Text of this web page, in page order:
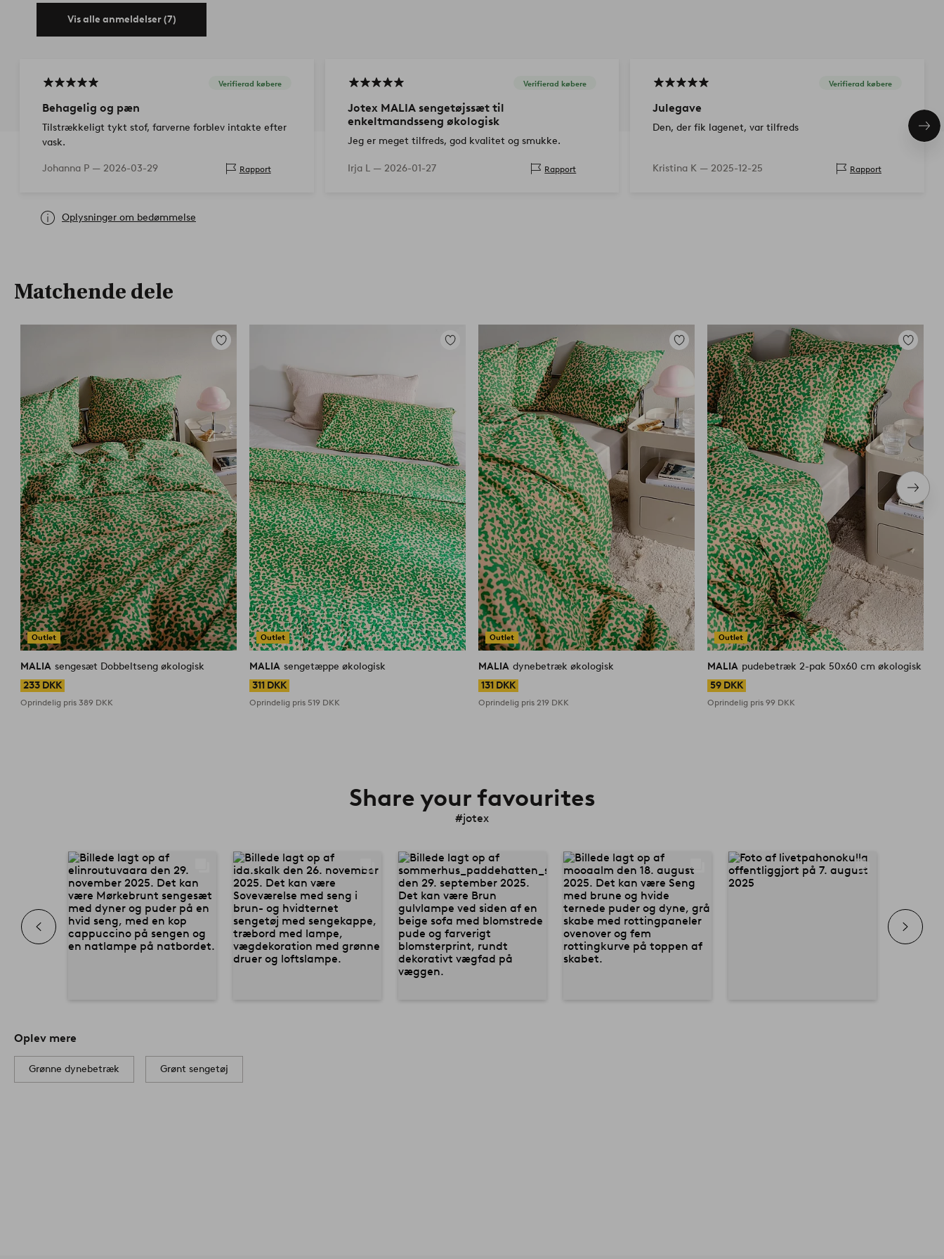
Vis alle anmeldelser (7)
Verifierad købere
Behagelig og pæn
Tilstrækkeligt tykt stof, farverne forblev intakte efter
vask.
Johanna P — 2026-03-29 Rapport
Verifierad købere
Jotex MALIA sengetøjssæt til
enkeltmandsseng økologisk
Jeg er meget tilfreds, god kvalitet og smukke.
Irja L — 2026-01-27 Rapport
Verifierad købere
Julegave
Den, der fik lagenet, var tilfreds
Kristina K — 2025-12-25 Rapport
Oplysninger om bedømmelse
Matchende dele
Outlet
Tilføj
MALIA sengesæt Dobbeltseng økologisk
233 DKK
Oprindelig pris389 DKK
Outlet
Tilføj
favoritter
MALIA sengetæppe økologisk
311 DKK
Oprindelig pris 519 DKK
Outlet
Tilføj
favoritter
MALIA dynebetræk økologisk
131 DKK
Oprindelig pris 219 DKK
Outlet
Tilføj
til
MALIA pudebetræk 2-pak 50x60 cm økologisk
59 DKK
Oprindelig pris99 DKK
Næste
Share your favourites
#jotex
Oplev mere
Grønne dynebetræk Grønt sengetøj